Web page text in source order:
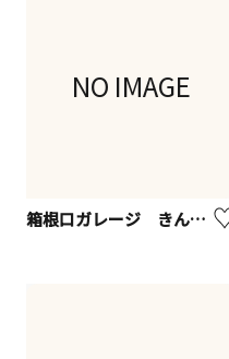
NO IMAGE
箱根口ガレージ きんじろうカフェ＆グリル